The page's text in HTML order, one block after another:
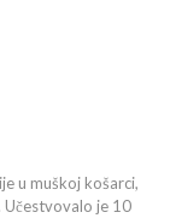
u muškoj košarci,
Učestvovalo je 10